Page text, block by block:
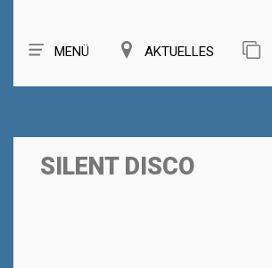
MENÜ AKTUELLES
SILENT DISCO